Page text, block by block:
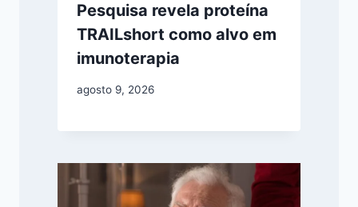
Pesquisa revela proteína
TRAILshort como alvo em
imunoterapia
agosto 9, 2026